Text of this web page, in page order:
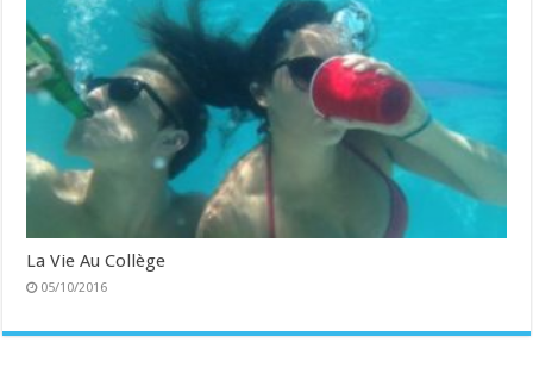
La Vie Au Collège
05/10/2016